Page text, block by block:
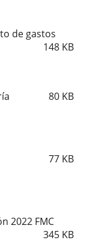
de gastos
148 KB
80 KB
77 KB
2022 FMC
345 KB